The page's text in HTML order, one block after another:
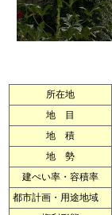
所在地
地 目
地 積
地 勢
建ぺい率・容積率
都市計画・用途地域